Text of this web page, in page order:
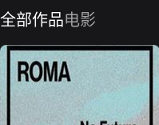
全部作品电影